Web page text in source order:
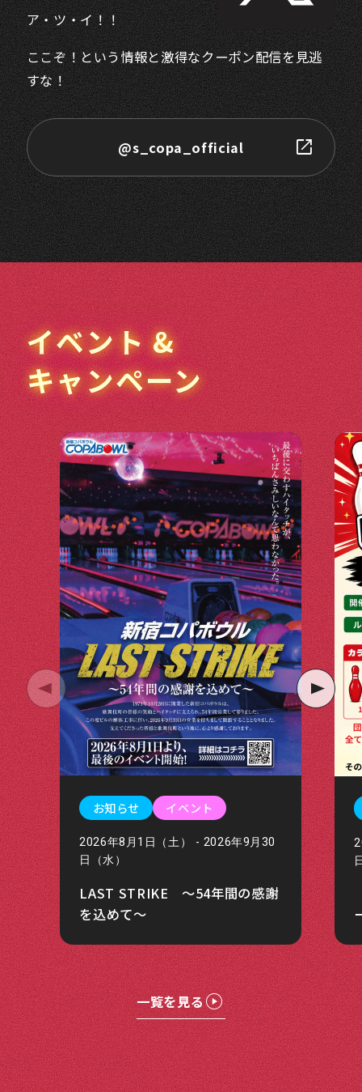
ア・ツ・イ！！
ここぞ！という情報と激得なクーポン配信を見逃
すな！
@s_copa_official
イベント &
キャンペーン
お知らせ イベント
2026年8月1日（土） - 2026年9月30
日（水）
LAST STRIKE ～54年間の感謝
を込めて～
一覧を見る